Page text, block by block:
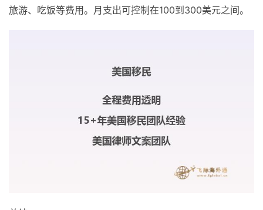
旅游、吃饭等费用。月支出可控制在100到300美元之间。